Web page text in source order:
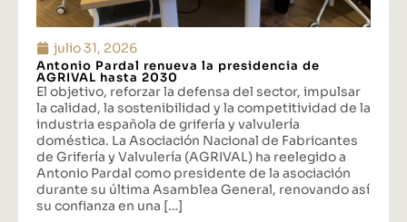
julio 31, 2026
Antonio Pardal renueva la presidencia de
AGRIVAL hasta 2030
El objetivo, reforzar la defensa del sector, impulsar
la calidad, la sostenibilidad y la competitividad de la
industria española de grifería y valvulería
doméstica. La Asociación Nacional de Fabricantes
de Grifería y Valvulería (AGRIVAL) ha reelegido a
Antonio Pardal como presidente de la asociación
durante su última Asamblea General, renovando así
su confianza en una […]